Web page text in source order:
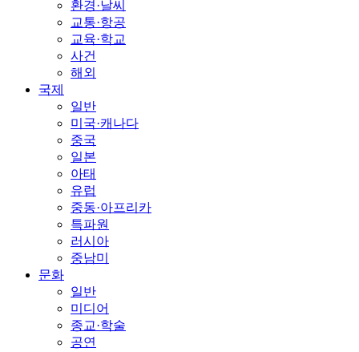
환경·날씨
교통·항공
교육·학교
사건
해외
국제
일반
미국·캐나다
중국
일본
아태
유럽
중동·아프리카
특파원
러시아
중남미
문화
일반
미디어
종교·학술
공연